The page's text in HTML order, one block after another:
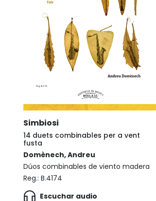
Simbiosi
14 duets combinables per a vent
fusta
Domènech, Andreu
Dúos combinables de viento madera
Reg.: B.4174
Escuchar audio